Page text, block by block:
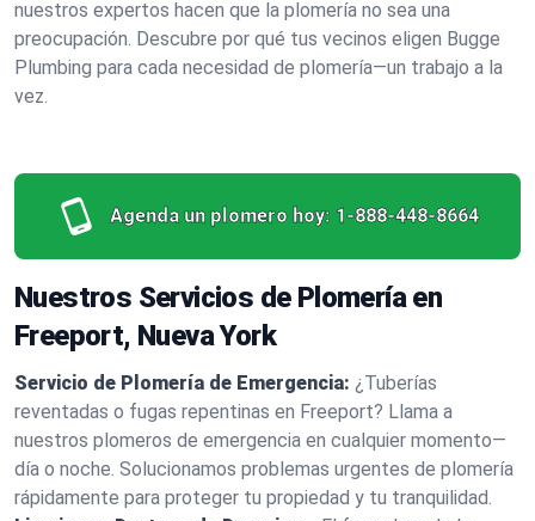
nuestros expertos hacen que la plomería no sea una
preocupación. Descubre por qué tus vecinos eligen Bugge
Plumbing para cada necesidad de plomería—un trabajo a la
vez.
Agenda un plomero hoy: 1-888-448-8664
Nuestros Servicios de Plomería en
Freeport, Nueva York
Servicio de Plomería de Emergencia: ¿Tuberías
reventadas o fugas repentinas en Freeport? Llama a
nuestros plomeros de emergencia en cualquier momento—
día o noche. Solucionamos problemas urgentes de plomería
rápidamente para proteger tu propiedad y tu tranquilidad.